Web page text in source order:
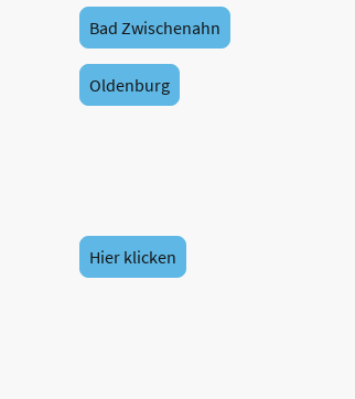
Bad Zwischenahn
Oldenburg
Hier klicken